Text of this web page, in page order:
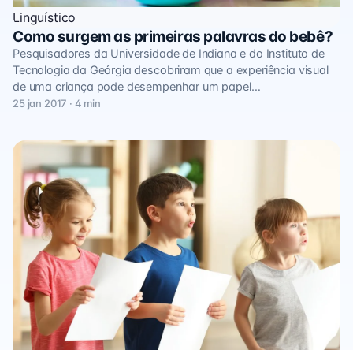
Linguístico
Como surgem as primeiras palavras do bebê?
Pesquisadores da Universidade de Indiana e do Instituto de
Tecnologia da Geórgia descobriram que a experiência visual
de uma criança pode desempenhar um papel…
25 jan 2017 · 4 min